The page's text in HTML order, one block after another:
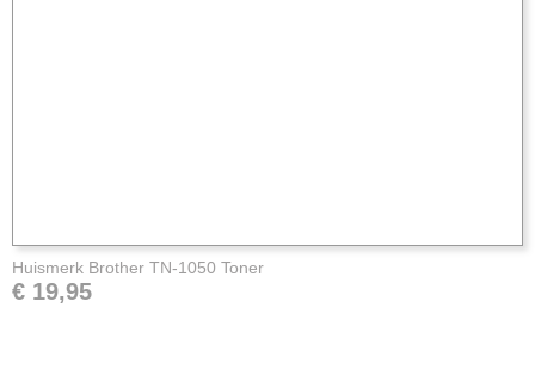
Huismerk Brother TN-1050 Toner
€ 19,95